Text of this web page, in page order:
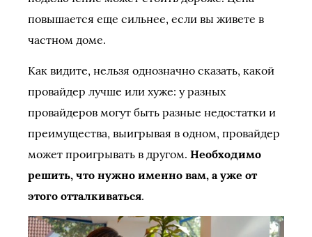
повышается еще сильнее, если вы живете в
частном доме.
Как видите, нельзя однозначно сказать, какой
провайдер лучше или хуже: у разных
провайдеров могут быть разные недостатки и
преимущества, выигрывая в одном, провайдер
может проигрывать в другом. Необходимо
решить, что нужно именно вам, а уже от
этого отталкиваться.